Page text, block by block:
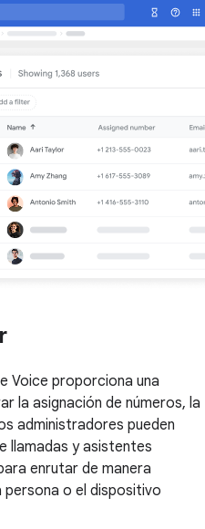
Voice proporciona una
la asignación de números, la
administradores pueden
llamadas y asistentes
enrutar de manera
persona o el dispositivo